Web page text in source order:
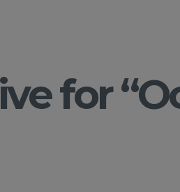
for